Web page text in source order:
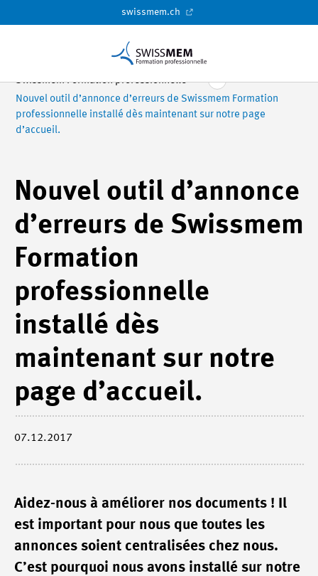
swissmem.ch
Swissmem Formation professionnelle
Nouvel outil d’annonce d’erreurs de Swissmem Formation
professionnelle installé dès maintenant sur notre page
d’accueil.
Nouvel outil d’annonce
d’erreurs de Swissmem
Formation
professionnelle
installé dès
maintenant sur notre
page d’accueil.
07.12.2017
Aidez-nous à améliorer nos documents ! Il
est important pour nous que toutes les
annonces soient centralisées chez nous.
C’est pourquoi nous avons installé sur notre